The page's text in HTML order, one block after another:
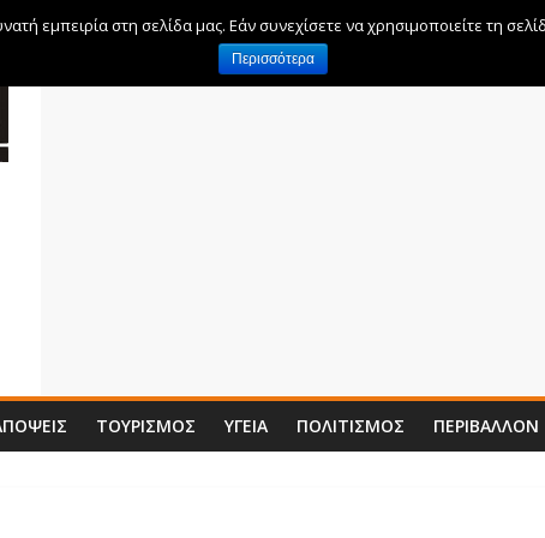
ΤΟΥΡΙΣΜΌΣ ΥΓΕΊΑ ΠΟΛΙΤΙΣΜΌΣ ΠΕΡΙΒΆΛΛΟΝ
εμπειρία στη σελίδα μας. Εάν συνεχίσετε να χρησιμοποιείτε τη
Περισσότερα